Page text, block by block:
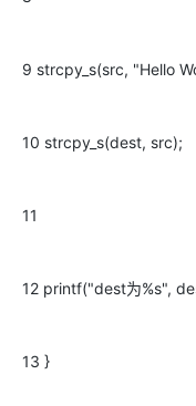
9 strcpy_s(src, "Hello
10 strcpy_s(dest, src);
11
12 printf("dest为%s",
13 }